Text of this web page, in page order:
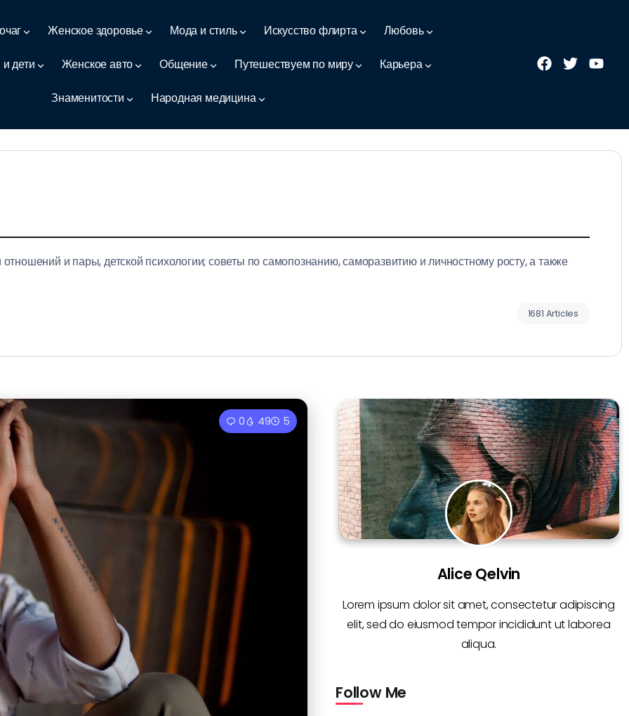
Женское здоровье Мода и стиль Искусство флирта Любовь
дети Женское авто Общение Путешествуем по миру Карьера
Знаменитости Народная медицина
отношений и пары, детской психологии; советы по самопознанию, саморазвитию и личностному росту, а также
1681 Articles
0 49 5
Alice Qelvin
Lorem ipsum dolor sit amet, consectetur adipiscing
elit, sed do eiusmod tempor incididunt ut laborea
aliqua.
Follow Me